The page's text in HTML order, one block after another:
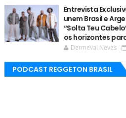
Entrevista
unem Brasil e
“Solta Teu
os horizontes
Dermeval Neves
PODCAST REGGETON BRASIL